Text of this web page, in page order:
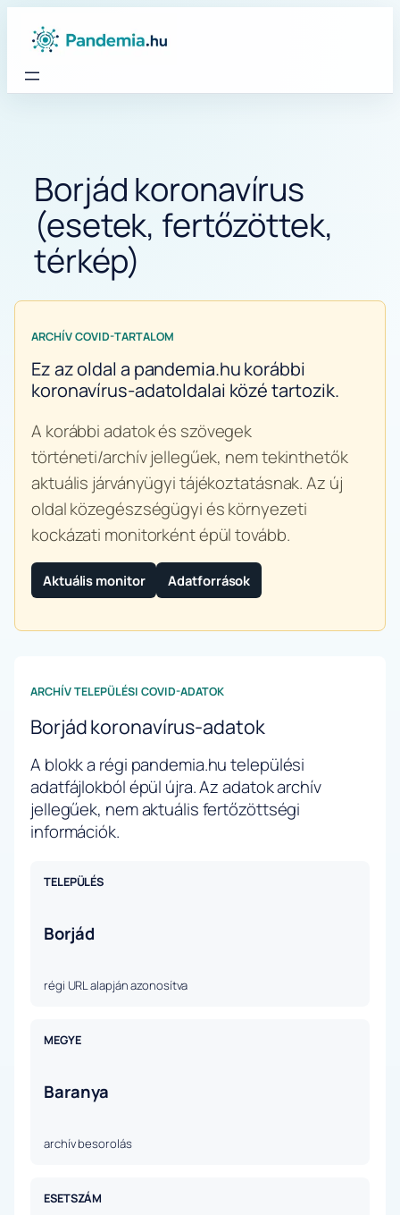
Borjád koronavírus
(esetek, fertőzöttek,
térkép)
ARCHÍV COVID-TARTALOM
Ez az oldal a pandemia.hu korábbi
koronavírus-adatoldalai közé tartozik.
A korábbi adatok és szövegek
történeti/archív jellegűek, nem tekinthetők
aktuális járványügyi tájékoztatásnak. Az új
oldal közegészségügyi és környezeti
kockázati monitorként épül tovább.
Aktuális monitor Adatforrások
ARCHÍV TELEPÜLÉSI COVID-ADATOK
Borjád koronavírus-adatok
A blokk a régi pandemia.hu települési
adatfájlokból épül újra. Az adatok archív
jellegűek, nem aktuális fertőzöttségi
információk.
TELEPÜLÉS
Borjád
régi URL alapján azonosítva
MEGYE
Baranya
archív besorolás
ESETSZÁM